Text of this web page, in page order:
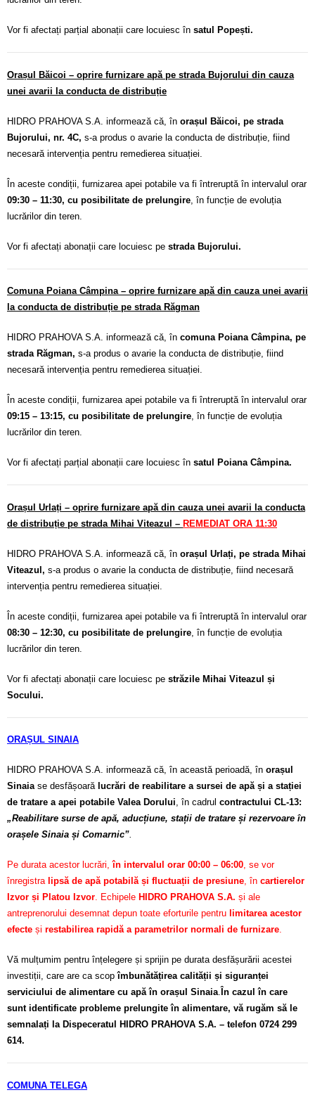
Vor fi afectați parțial abonații care locuiesc în satul Popești.
Orașul Băicoi – oprire furnizare apă pe strada Bujorului din cauza
unei avarii la conducta de distribuție
HIDRO PRAHOVA S.A. informează că, în orașul Băicoi, pe strada
Bujorului, nr. 4C, s-a produs o avarie la conducta de distribuție, fiind
necesară intervenția pentru remedierea situației.
În aceste condiții, furnizarea apei potabile va fi întreruptă în intervalul orar
09:30 – 11:30, cu posibilitate de prelungire , în funcție de evoluția
lucrărilor din teren.
Vor fi afectați abonații care locuiesc pe strada Bujorului.
Comuna Poiana Câmpina – oprire furnizare apă din cauza unei avarii
la conducta de distribuție pe strada Răgman
HIDRO PRAHOVA S.A. informează că, în comuna Poiana Câmpina, pe
strada Răgman, s-a produs o avarie la conducta de distribuție, fiind
necesară intervenția pentru remedierea situației.
În aceste condiții, furnizarea apei potabile va fi întreruptă în intervalul orar
09:15 – 13:15, cu posibilitate de prelungire, în funcție de evoluția
lucrărilor din teren.
Vor fi afectați parțial abonații care locuiesc în satul Poiana Câmpina.
Orașul Urlați – oprire furnizare apă din cauza unei avarii la conducta
de distribuție pe strada Mihai Viteazul – REMEDIAT ORA 11:30
HIDRO PRAHOVA S.A. informează că, în orașul Urlați, pe strada Mihai
Viteazul, s-a produs o avarie la conducta de distribuție, fiind necesară
intervenția pentru remedierea situației.
În aceste condiții, furnizarea apei potabile va fi întreruptă în intervalul orar
08:30 – 12:30, cu posibilitate de prelungire , în funcție de evoluția
lucrărilor din teren.
Vor fi afectați abonații care locuiesc pe străzile Mihai Viteazul și
Socului.
ORAȘUL SINAIA
HIDRO PRAHOVA S.A. informează că, în această perioadă, în orașul
Sinaiase desfășoară lucrări de reabilitare a sursei de apă și a stației
de tratare a apei potabile Valea Dorului, în cadrul contractului CL-13:
„Reabilitare surse de apă, aducțiune, stații de tratare și rezervoare în
orașele Sinaia și Comarnic”.
Pe durata acestor lucrări,în intervalul orar 00:00 – 06:00, se vor
înregistra lipsă de apă potabilă și fluctuații de presiune, în cartierelor
Izvor și Platou Izvor. Echipele HIDRO PRAHOVA S.A. și ale
antreprenorului desemnat depun toate eforturile pentru limitarea acestor
efecte și restabilirea rapidă a parametrilor normali de furnizare.
Vă mulțumim pentru înțelegere și sprijin pe durata desfășurării acestei
investiții, care are ca scopîmbunătățirea calității și siguranței
serviciului de alimentare cu apă în orașul Sinaia. În cazul în care
sunt identificate probleme prelungite în alimentare, vă rugăm să le
semnalați la Dispeceratul HIDRO PRAHOVA S.A. – telefon 0724 299
614.
COMUNA TELEGA